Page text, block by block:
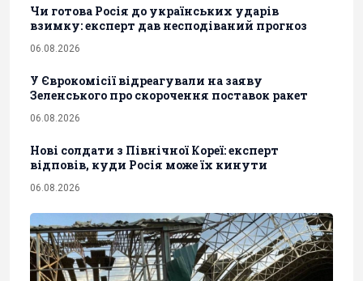
Чи готова Росія до українських ударів
взимку: експерт дав несподіваний прогноз
06.08.2026
У Єврокомісії відреагували на заяву
Зеленського про скорочення поставок ракет
06.08.2026
Нові солдати з Північної Кореї: експерт
відповів, куди Росія може їх кинути
06.08.2026